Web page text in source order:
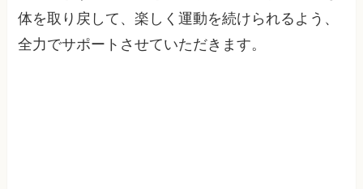
体を取り戻して、楽しく運動を続けられるよう、
全力でサポートさせていただきます。